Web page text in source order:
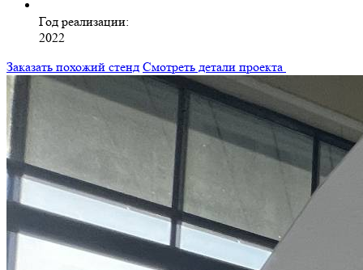
Год реализации:
2022
Заказать похожий стенд Смотреть детали проекта